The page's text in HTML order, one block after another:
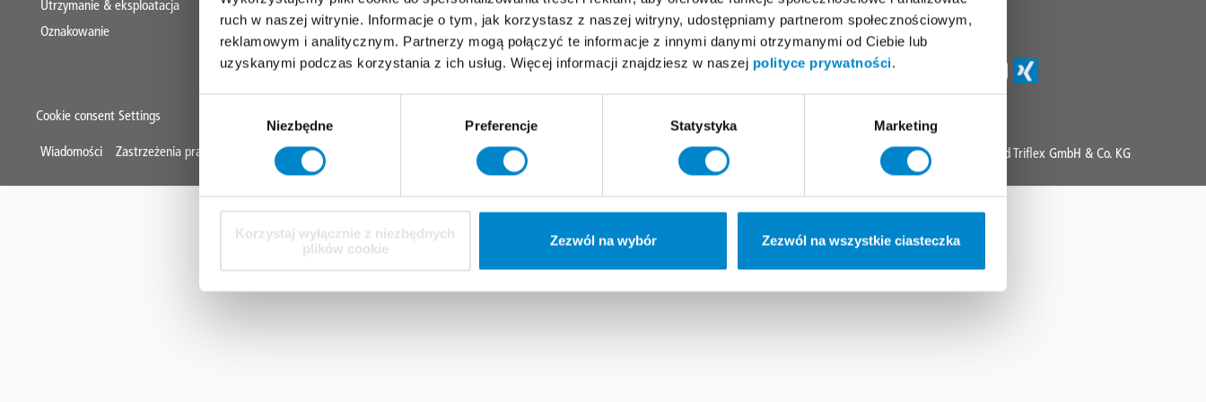
ruch w naszej witrynie. Informacje o tym, jak korzystasz z naszej witryny, udostępniamy partnerom społecznościowym,
reklamowym i analitycznym. Partnerzy mogą połączyć te informacje z innymi danymi otrzymanymi od Ciebie lub
uzyskanymi podczas korzystania z ich usług. Więcej informacji znajdziesz w naszej polityce prywatności.
Niezbędne Preferencje Statystyka Marketing
Korzystaj wyłącznie z niezbędnych
plików cookie
Zezwól na wybór Zezwól na wszystkie ciasteczka
Utrzymanie & eksploatacja
Oznakowanie
FAQ
info@triflex.pl
Cookie consent Settings
Mini
Wiadomości Zastrzeżenia prawne Ochrona danych O Triflex System do zgłaszania Copyright 2025 All Rights Reserved Triflex GmbH & Co. KG